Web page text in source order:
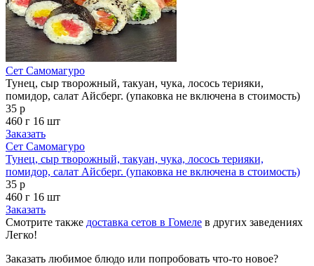
Сет Самомагуро
Тунец, сыр творожный, такуан, чука, лосось терияки,
помидор, салат Айсберг. (упаковка не включена в стоимость)
35 р
460 г 16 шт
Заказать
Сет Самомагуро
Тунец, сыр творожный, такуан, чука, лосось терияки,
помидор, салат Айсберг. (упаковка не включена в стоимость)
35 р
460 г 16 шт
Заказать
Смотрите также доставка сетов в Гомеле в других заведениях
Легко!
Заказать любимое блюдо или попробовать что-то новое?